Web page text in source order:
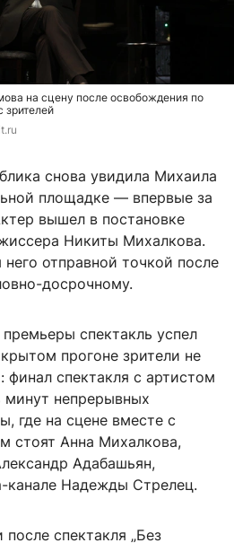
на сцену после освобождения по
зрителей
снова увидила Михаила
площадке — впервые за
вышел в постановке
Никиты Михалкова.
отправной точкой после
досрочному.
спектакль успел
прогоне зрители не
финал спектакля с артистом
минут непрерывных
где на сцене вместе с
стоят Анна Михалкова,
Адабашьян,
канале Надежды Стрелец.
спектакля „Без